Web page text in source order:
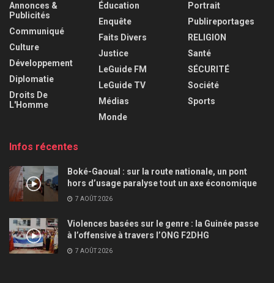
Annonces &
Publicités
Communiqué
Culture
Développement
Diplomatie
Droits De
L'Homme
Éducation
Enquête
Faits Divers
Justice
LeGuide FM
LeGuide TV
Médias
Monde
Portrait
Publireportages
RELIGION
Santé
SÉCURITÉ
Société
Sports
Infos récentes
Boké-Gaoual : sur la route nationale, un pont
hors d’usage paralyse tout un axe économique
7 AOÛT 2026
Violences basées sur le genre : la Guinée passe
à l’offensive à travers l’ONG F2DHG
7 AOÛT 2026